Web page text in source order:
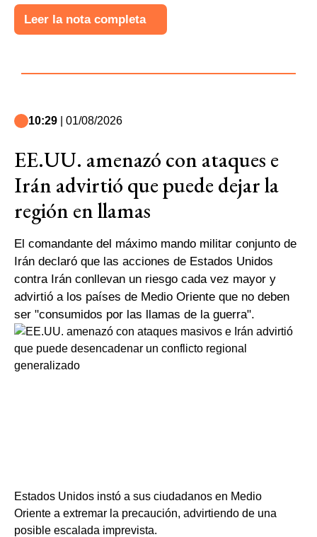
Leer la nota completa
10:29 | 01/08/2026
EE.UU. amenazó con ataques e
Irán advirtió que puede dejar la
región en llamas
El comandante del máximo mando militar conjunto de
Irán declaró que las acciones de Estados Unidos
contra Irán conllevan un riesgo cada vez mayor y
advirtió a los países de Medio Oriente que no deben
ser "consumidos por las llamas de la guerra".
Estados Unidos instó a sus ciudadanos en Medio
Oriente a extremar la precaución, advirtiendo de una
posible escalada imprevista.